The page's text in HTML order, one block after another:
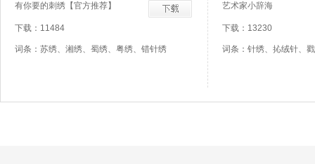
有你要的刺绣【官方推荐】
下载：11484
词条：苏绣、湘绣、蜀绣、粤绣、错针绣
艺术家小辞海
下载：13230
词条：针绣、抋绒针、